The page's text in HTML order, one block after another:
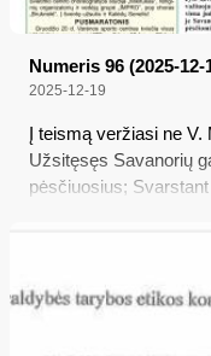
Numeris 96 (2025-
2025-12-19
Į teismą veržiasi ne
Užsitęsęs Savanorių
pėsčiuosius;